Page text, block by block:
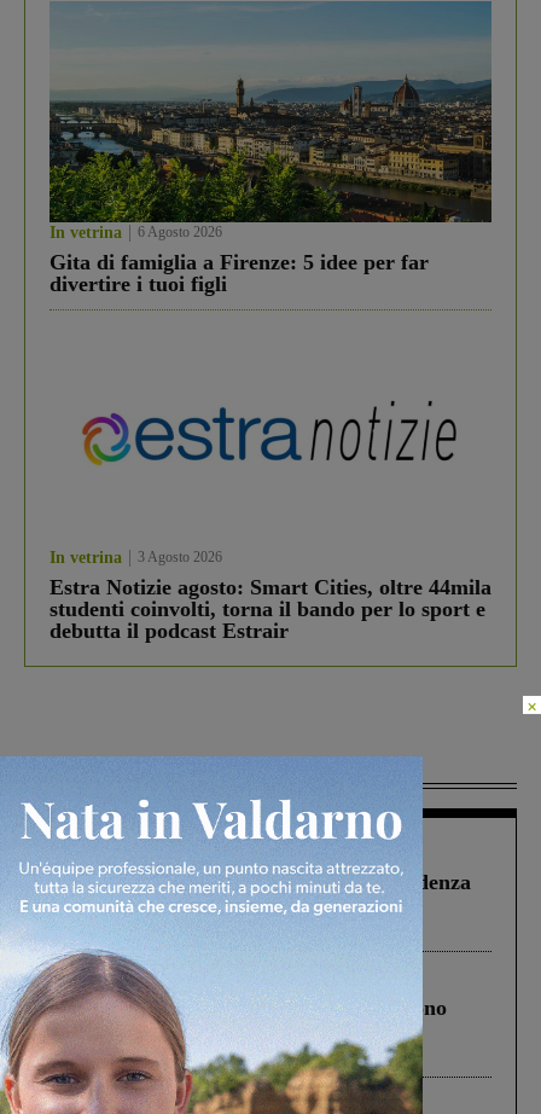
In vetrina 6 Agosto 2026
Gita di famiglia a Firenze: 5 idee per far
divertire i tuoi figli
In vetrina 3 Agosto 2026
Estra Notizie agosto: Smart Cities, oltre 44mila
studenti coinvolti, torna il bando per lo sport e
debutta il podcast Estrair
Figline Incisa Valdarno 1 Agosto 2026
Piscina di Figline finanziata oltre la scadenza
Pnrr, il gruppo di Fratelli d’Italia: “Un
ringraziamento al Governo”
Cronaca 4 Agosto 2026
Un anno fa la strage in A1 in cui morirono
Gianni, Giulia e Franco. Lo schianto, il
processo, lo stop ai sorpassi fra tir....
Cronaca 3 Agosto 2026
×